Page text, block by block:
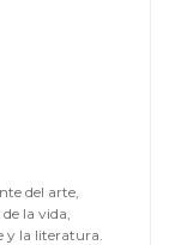
del arte,
la vida,
y la literatura.